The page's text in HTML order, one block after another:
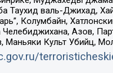
Таухид валь-Джихад,
Колумбайн,
Азов,
Маньяки Культ Убийц,